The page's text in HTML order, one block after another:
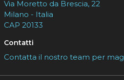
Via Moretto da Brescia, 22
Milano - Italia
CAP 20133
Contatti
Contatta il nostro team per